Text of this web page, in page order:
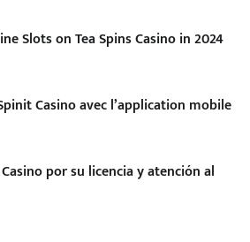
Slots on Tea Spins Casino in 2024
Casino avec l’application mobile
por su licencia y atención al